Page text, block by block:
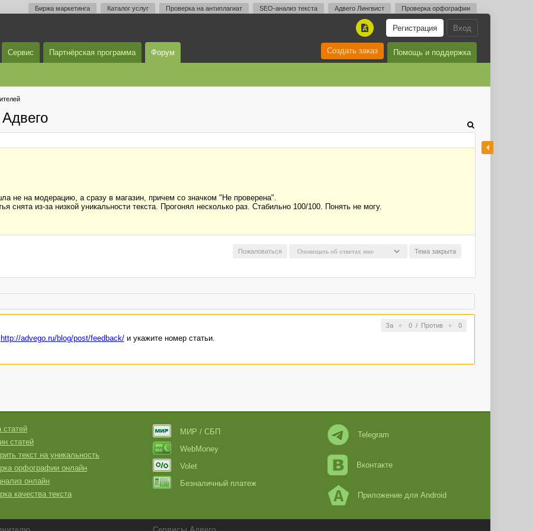
Биржа маркетинга Каталог услуг Проверка на антиплагиат SEO-анализ текста Адвего Лингвист Проверка орфографии
Вход
Регистрация
A
Сервис Партнёрская программа Форум Помощь и поддержка
Создать заказ
не на модерацию, а сразу в магазин, причем со значком "Не проверена".
снята из-за низкой уникальности текста. Прогонял несколько раз. Стабильно 100/100. Понять не могу.
Тема закрыта
Пожаловаться
За 0/ Против 0
http://advego.ru/blog/post/feedback/и укажите номер статьи.
статей
статей
текст на уникальность
орфографии онлайн
онлайн
качества текста
МИР / СБП
WebMoney
Volet
Безналичный платеж
Telegram
Вконтакте
Приложение для Android